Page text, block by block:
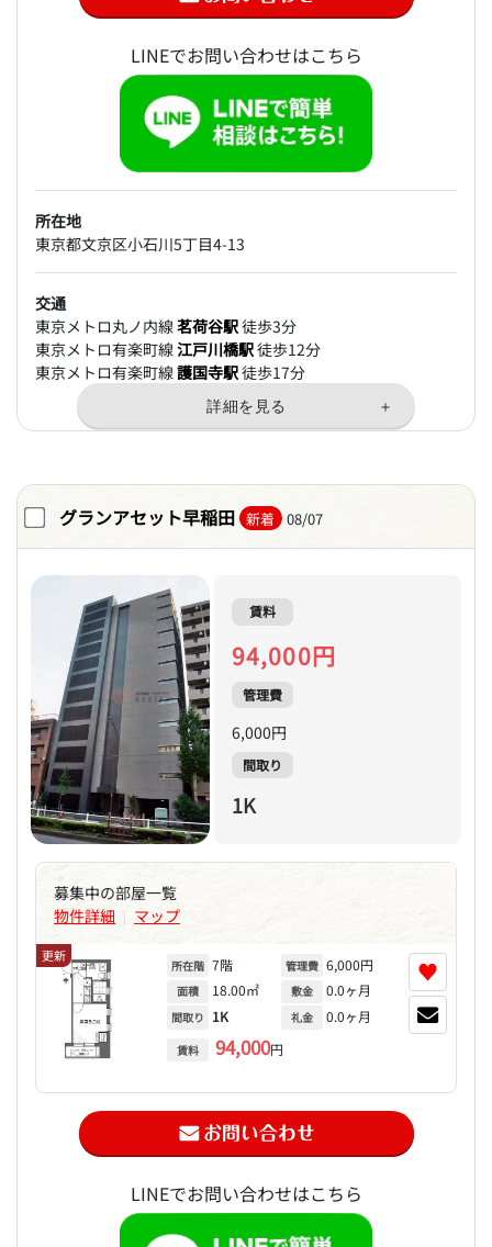
LINEでお問い合わせはこちら
所在地
東京都文京区小石川5丁目4-13
交通
東京メトロ丸ノ内線茗荷谷駅徒歩3分
東京メトロ有楽町線江戸川橋駅徒歩12分
東京メトロ有楽町線護国寺駅徒歩17分
グランアセット早稲田 新着 08/07
賃料
94,000円
管理費
6,000円
間取り
1K
募集中の部屋一覧
物件詳細 | マップ
更新
所在階 7階
面積 18.00㎡
間取り 1K
賃料 94,000円
管理費 6,000円
敷金 0.0ヶ月
礼金 0.0ヶ月
♥
LINEでお問い合わせはこちら